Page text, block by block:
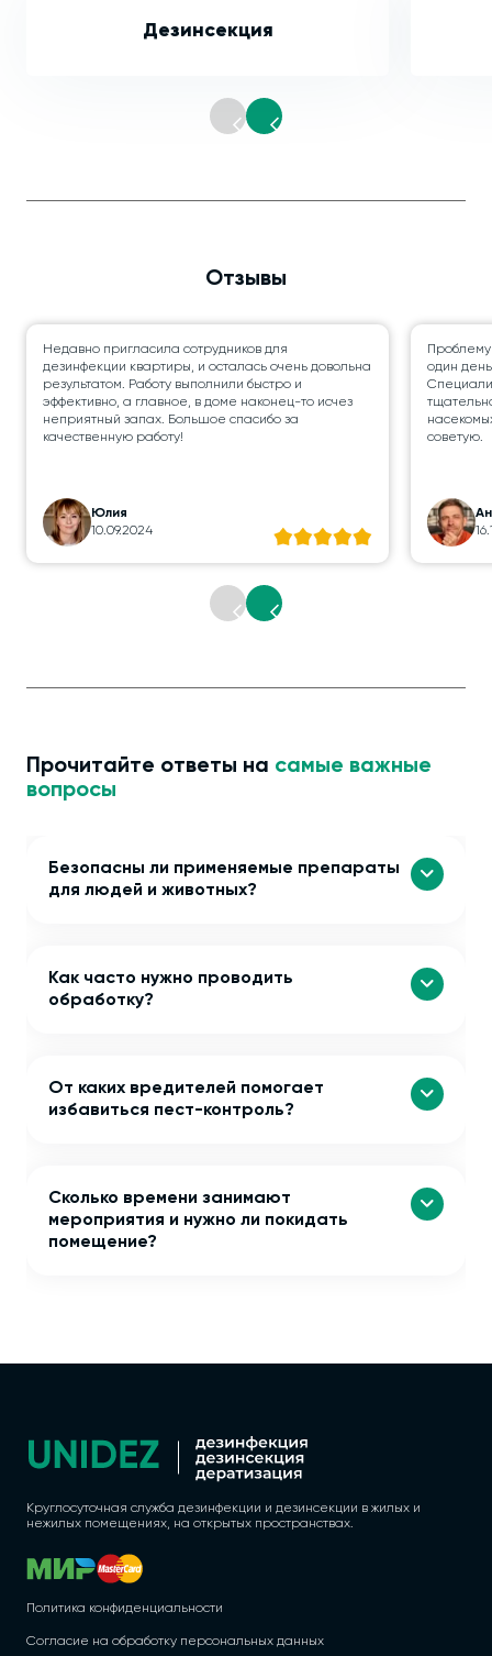
Дезинсекция
Отзывы
Недавно пригласила сотрудников для
дезинфекции квартиры, и осталась очень довольна
результатом. Работу выполнили быстро и
эффективно, а главное, в доме наконец-то исчез
неприятный запах. Большое спасибо за
качественную работу!
Юлия
10.09.2024
один
советую.
Прочитайте ответы на самые важные
вопросы
Безопасны ли применяемые препараты
для людей и животных?
Как часто нужно проводить
обработку?
От каких вредителей помогает
избавиться пест-контроль?
Сколько времени занимают
мероприятия и нужно ли покидать
помещение?
Круглосуточная служба дезинфекции и дезинсекции в жилых и
нежилых помещениях, на открытых пространствах.
Политика конфиденциальности
Согласие на обработку персональных данных